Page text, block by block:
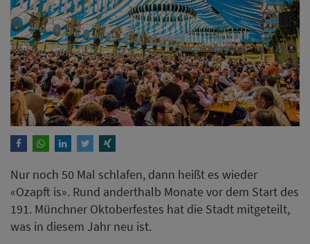
Nur noch 50 Mal schlafen, dann heißt es wieder
«Ozapft is». Rund anderthalb Monate vor dem Start des
191. Münchner Oktoberfestes hat die Stadt mitgeteilt,
was in diesem Jahr neu ist.